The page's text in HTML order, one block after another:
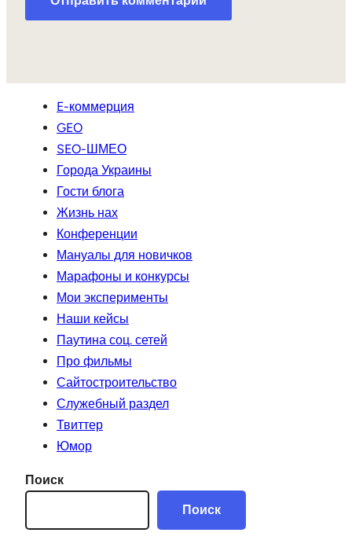
E-коммерция
GEO
SEO-ШМЕО
Города Украины
Гости блога
Жизнь нах
Конференции
Мануалы для новичков
Марафоны и конкурсы
Мои эксперименты
Наши кейсы
Паутина соц. сетей
Про фильмы
Сайтостроительство
Служебный раздел
Твиттер
Юмор
Поиск
Поиск